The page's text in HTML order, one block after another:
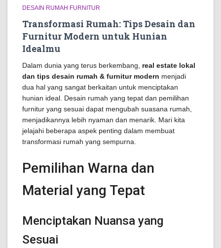
DESAIN RUMAH FURNITUR
Transformasi Rumah: Tips Desain dan
Furnitur Modern untuk Hunian
Idealmu
Dalam dunia yang terus berkembang, real estate lokal
dan tips desain rumah & furnitur modern menjadi
dua hal yang sangat berkaitan untuk menciptakan
hunian ideal. Desain rumah yang tepat dan pemilihan
furnitur yang sesuai dapat mengubah suasana rumah,
menjadikannya lebih nyaman dan menarik. Mari kita
jelajahi beberapa aspek penting dalam membuat
transformasi rumah yang sempurna.
Pemilihan Warna dan
Material yang Tepat
Menciptakan Nuansa yang
Sesuai